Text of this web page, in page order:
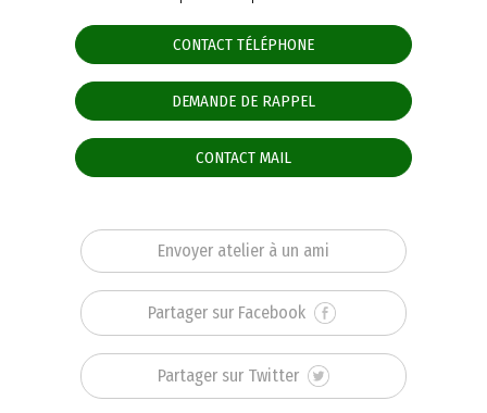
CONTACT TÉLÉPHONE
DEMANDE DE RAPPEL
CONTACT MAIL
Envoyer atelier à un ami
Partager sur Facebook
Partager sur Twitter